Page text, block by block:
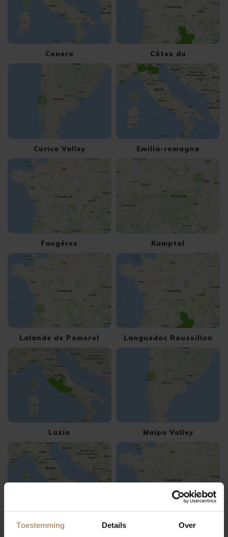
Toestemming Details Over
Conero Côtes du
Curico Valley Emilia-romagna
Faugéres Kamptal
Lalande de Pomerol Languedoc Roussillon
Lazio Maipo Valley
Manduria Margaux